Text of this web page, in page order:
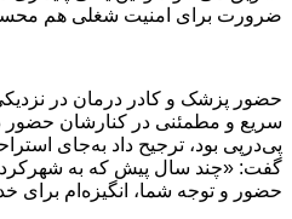
ضرورت برای امنیت شغلی هم
حضور پزشک و کادر درمان در
گفت: «چند سال پیش که به شهرکرد
حضور و توجه شما، انگیزه‌ام برای